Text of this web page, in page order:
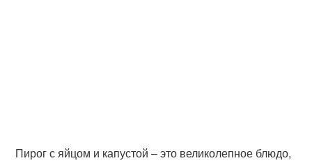
Пирог с яйцом и капустой – это великолепное блюдо,